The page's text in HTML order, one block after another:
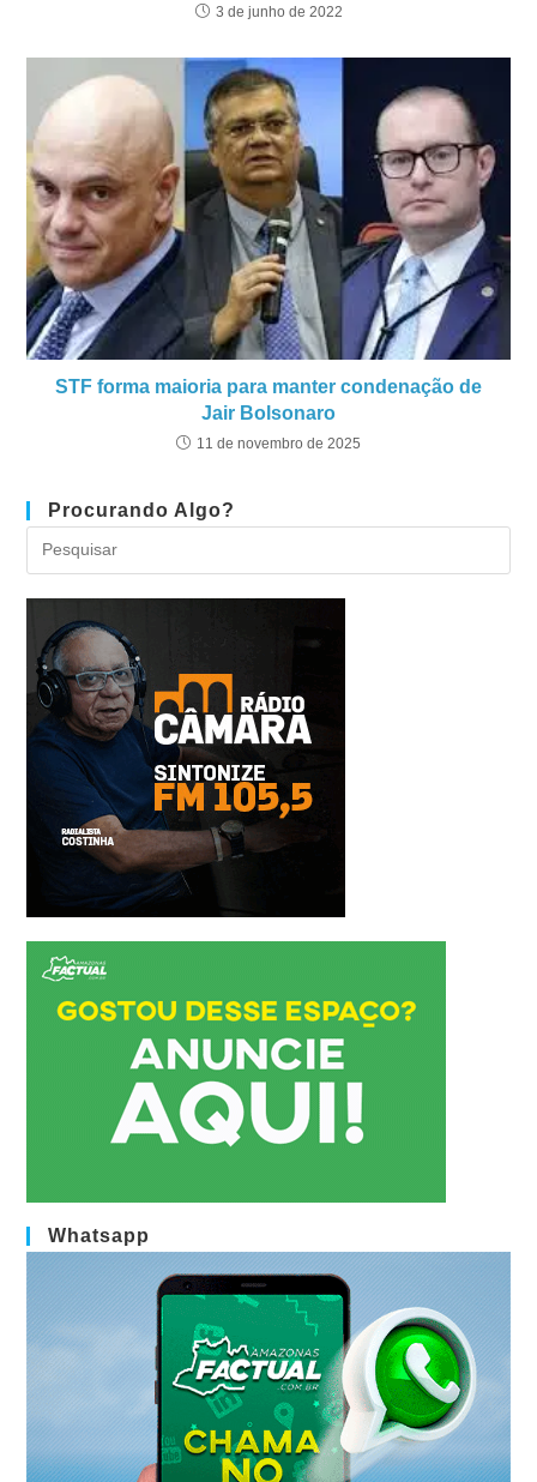
3 de junho de 2022
STF forma maioria para manter condenação de
Jair Bolsonaro
11 de novembro de 2025
Procurando Algo?
Whatsapp